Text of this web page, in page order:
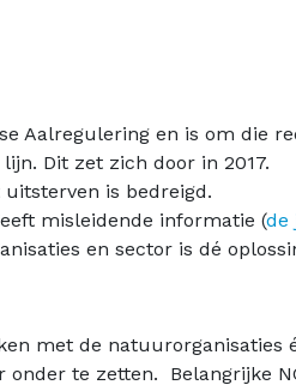
Aalregulering en is om die
Dit zet zich door in 2017.
is bedreigd.
misleidende informatie (de
en sector is dé
met de natuurorganisaties
te zetten. Belangrijke